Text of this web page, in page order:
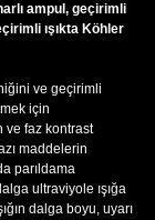
ampul, geçirimli
ışıkta Köhler
ve geçirimli
için
ve faz kontrast
maddelerin
parıldama
ultraviyole ışığa
dalga boyu, uyarı